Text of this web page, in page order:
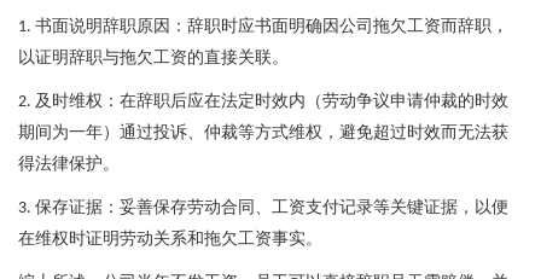
1. 书面说明辞职原因：辞职时应书面明确因公司拖欠工资而辞职，
以证明辞职与拖欠工资的直接关联。
2. 及时维权：在辞职后应在法定时效内（劳动争议申请仲裁的时效
期间为一年）通过投诉、仲裁等方式维权，避免超过时效而无法获
得法律保护。
3. 保存证据：妥善保存劳动合同、工资支付记录等关键证据，以便
在维权时证明劳动关系和拖欠工资事实。